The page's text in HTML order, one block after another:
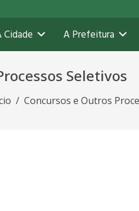
Cidade A Prefeitura
Seletivos
Concursos e Outros